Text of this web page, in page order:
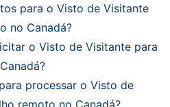
para o Visto de Visitante
no Canadá?
o Visto de Visitante para
processar o Visto de
remoto no Canadá?